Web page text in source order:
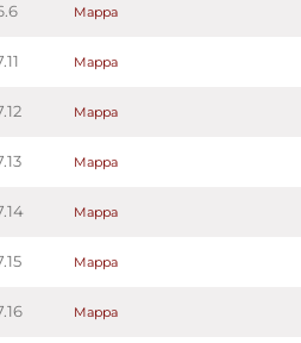
Mappa
Mappa
Mappa
Mappa
Mappa
Mappa
Mappa